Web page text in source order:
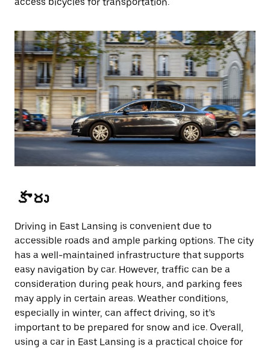
కారు
Driving in East Lansing is convenient due to
accessible roads and ample parking options. The city
has a well-maintained infrastructure that supports
easy navigation by car. However, traffic can be a
consideration during peak hours, and parking fees
may apply in certain areas. Weather conditions,
especially in winter, can affect driving, so it’s
important to be prepared for snow and ice. Overall,
using a car in East Lansing is a practical choice for